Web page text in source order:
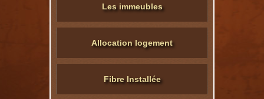
Les immeubles
Allocation logement
Fibre Installée